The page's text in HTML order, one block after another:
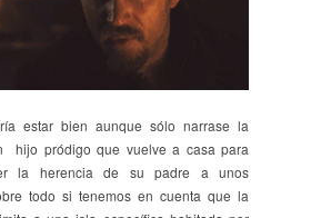
estar bien aunque sólo narrase la
hijo pródigo que vuelve a casa para
la herencia de su padre a unos
todo si tenemos en cuenta que la